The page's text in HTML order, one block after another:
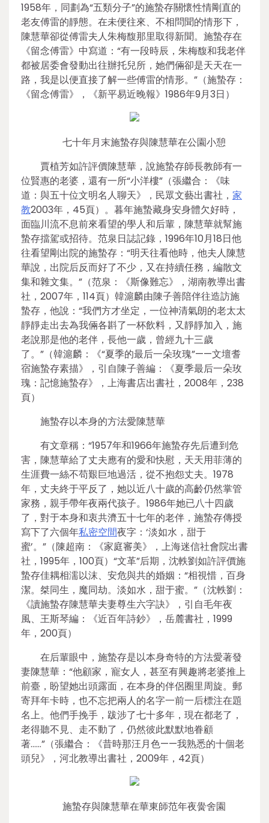
1958年，同劃為“五類分子”的施蟄存關懷性情剛直的
老友傅雷的靜態。在未便往來、不相問聞的情形下，
陳慧華卻從傅雷夫人朱梅馥那里取得新聞。施蟄存在
《留念傅雷》中寫道：“有一段時辰，朱梅馥和我老伴
都被居委會發動出往辦托兒所，她們倆卻是天天在一
路，我是以便直接了解一些傅雷的情形。”（施蟄存：
《留念傅雷》，《新平易近晚報》1986年9月3日）
七十年月末施蟄存與陳慧華在公園小憩
賈植芳如許評價陳慧華，說施蟄存師長教師有一
位賢惠的老婆，還有一所“小洋樓”（張繼合：《味
道：與五十位文明名人聊天》，民眾文藝出書社， 家
教2003年，45頁）。暮年施蟄藏身安身體欠好時，
面臨川流不息前來看望的學人和后輩，陳慧華就幫施
蟄存擋駕或招待。范泉日誌記錄，1996年10月18日他
往看望剛出院的施蟄存：“明天往看他時，他夫人陳慧
華說，出院后反而好了不少，又在持續任務，編散文
集和雜文集。”（范泉：《斯像難忘》，湖南教導出書
社，2007年，114頁）韓滬麟由陳子善陪伴往造訪施
蟄存，他說：“我們方才坐定，一位神清氣朗的老太太
靜靜走出去為我倆各斟了一杯飲料，又靜靜加入，施
老說那是他的老伴，長他一歲，曾經九十三歲
了。”（韓滬麟：《“夏季的最后一朵玫瑰”——文壇耆
宿施蟄存素描》，引自陳子善編：《夏季最后一朵玫
瑰：記憶施蟄存》，上海書店出書社，2008年，238
頁）
施蟄存以本身的方法愛陳慧華
有文章稱：“1957年和1966年施蟄存先后遭到危
害，陳慧華給了丈夫應有的愛和快慰，天天用菲薄的
生涯費一絲不苟艱巨地過活，從不抱怨丈夫。1978
年，丈夫終于平反了，她以近八十歲的高齡仍然掌管
家務，親手帶年夜兩代孩子。1986年她已八十四歲
了，對于本身和衷共濟五十七年的老伴，施蟄存傳授
寫下了六個年私密空間夜字：‘淡如水，甜于
蜜’。”（陳超南：《家庭審美》，上海迷信社會院出書
社，1995年，100頁）“文革”后期，沈軼劉如許評價施
蟄存佳耦相濡以沫、安危與共的婚姻：“相視惜，百身
潔。桀同生，魔同劫。淡如水，甜于蜜。”（沈軼劉：
《讀施蟄存陳慧華夫妻尊生六字訣》，引自毛年夜
風、王斯琴編：《近百年詩鈔》，岳麓書社，1999
年，200頁）
在后輩眼中，施蟄存是以本身奇特的方法愛著發
妻陳慧華：“他顧家，寵女人，甚至有興趣將老婆推上
前臺，盼望她出頭露面，在本身的伴侶圈里周旋。郵
寄拜年卡時，也不忘把兩人的名字一前一后標注在題
名上。他們手挽手，跋涉了七十多年，現在都老了，
老得聽不見、走不動了，仍然彼此默默地眷顧
著……”（張繼合：《昔時那汪月色——我熟悉的十個老
頭兒》，河北教導出書社，2009年，42頁）
施蟄存與陳慧華在華東師范年夜黌舍園